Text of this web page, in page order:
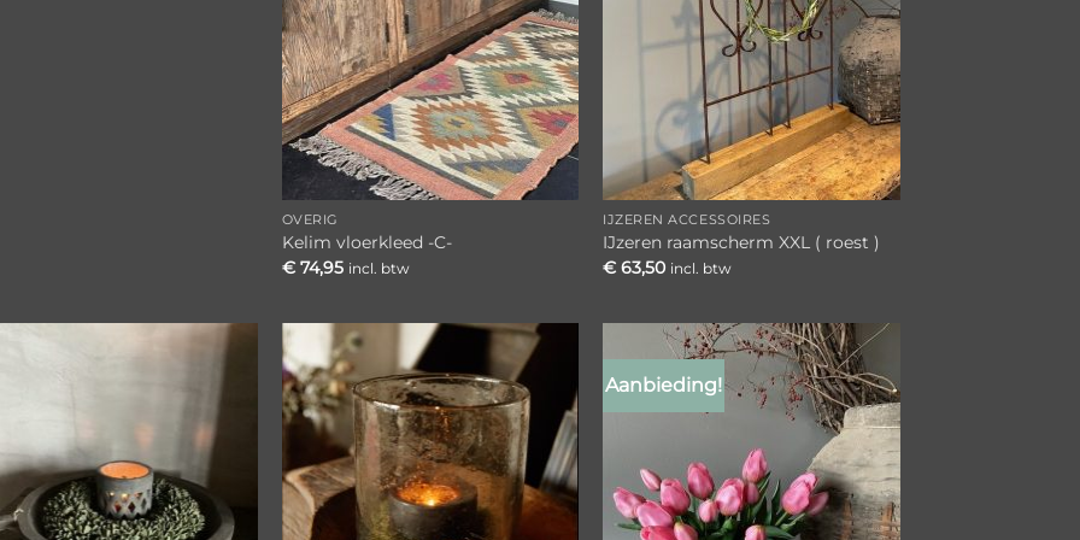
OVERIG
Kelim vloerkleed -C-
€74,95 incl. btw
IJZEREN ACCESSOIRES
IJzeren raamscherm XXL ( roest )
€ 63,50 incl. btw
verlanglijst
Toevoegen
aan
verlanglijst
Aanbieding!
Toevoegen
aan
verlanglijst